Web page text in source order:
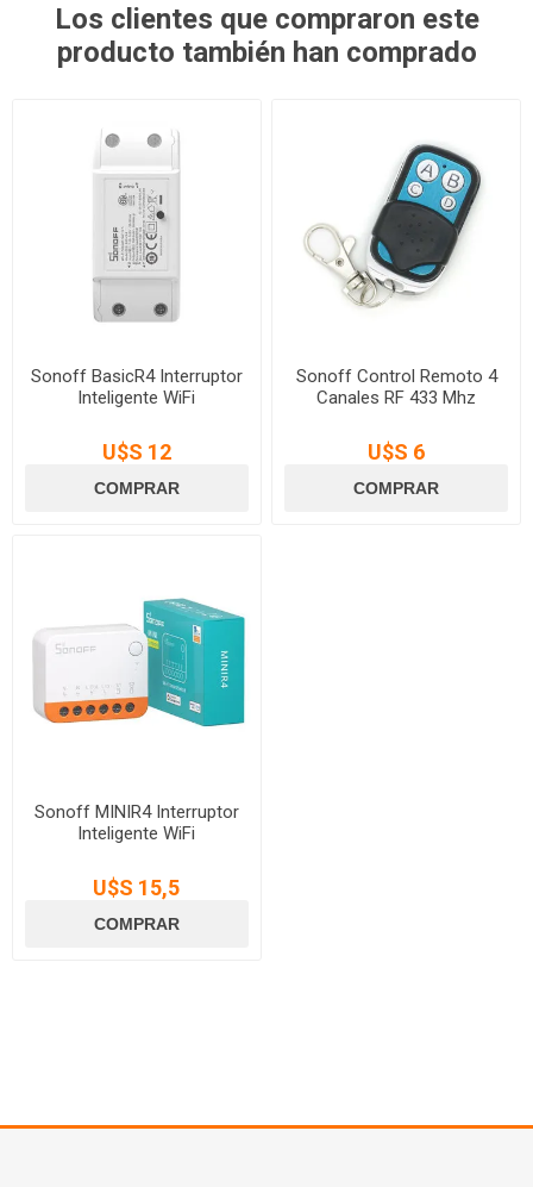
Los clientes que compraron este
producto también han comprado
Sonoff BasicR4 Interruptor
Inteligente WiFi
U$S 12
Sonoff Control Remoto 4
Canales RF 433 Mhz
U$S 6
Sonoff MINIR4 Interruptor
Inteligente WiFi
U$S 15,5